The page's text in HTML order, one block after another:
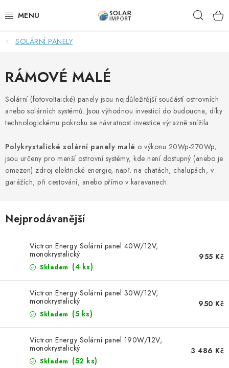
na
OVĚŘOVÁNÍ RECENZÍ
DOPRAVA ZDARMA
SOLÁRNÍ SESTAVY PRO CHATY
SOLÁRNÍ SESTAVY PRO KARAVANY
SOLÁRNÍ SESTAVY PRO OHŘEV VODY
ZÁLOŽNÍ ZDROJE PRO ČERPADLA
OLOVĚNÉ A LITHIOVÉ BATERIE
BATERIOVÉ BOXY
NABÍJEČKY BATERIÍ
SOLÁRNÍ NABÍJEČKY
SOLÁRNÍ REGULÁTORY
SOLÁRNÍ PANELY
RÁMOVÉ MALÉ
Solární (fotovoltaické) panely jsou nejdůležitější součástí ostrovních
anebo solárních systémů. Jsou výhodnou investicí do budoucna, díky
technologickému pokroku se návratnost investice výrazně snížila.
Polykrystalické solární panely malé o výkonu 20Wp-270Wp,
jsou určeny pro menší ostrovní systémy, kde není dostupný (anebo je
omezen) zdroj elektrické energie, např. na chatách, chalupách, v
garážích, při cestování, anebo přímo v karavanech.
Nejprodávanější
Victron Energy Solární panel 40W/12V,
monokrystalický
Skladem (4 ks)
955 Kč
Victron Energy Solární panel 30W/12V,
monokrystalický
Skladem (5 ks)
950 Kč
Victron Energy Solární panel 190W/12V,
monokrystalický
Skladem (52 ks)
3 486 Kč